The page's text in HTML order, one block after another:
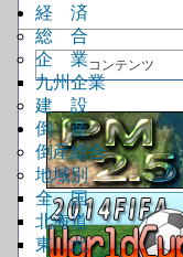
経 済
総 合
企 業
九州企業
建 設
倒 産
倒産総合
地域別
全 国
北海道
東 北
コンテンツ